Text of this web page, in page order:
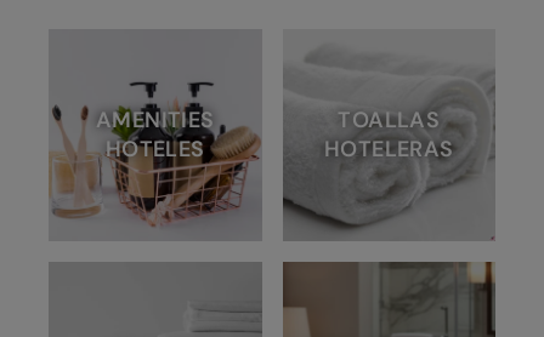
AMENITIES
HOTELES
TOALLAS
HOTELERAS